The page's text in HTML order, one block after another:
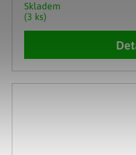
Skladem
(3 ks)